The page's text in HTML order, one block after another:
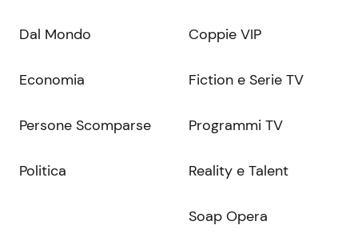
Dal Mondo
Economia
Persone Scomparse
Politica
Coppie VIP
Fiction e Serie TV
Programmi TV
Reality e Talent
Soap Opera